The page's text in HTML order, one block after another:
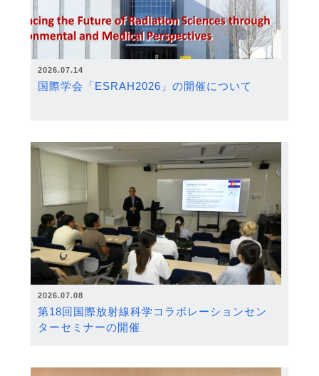
2026.07.14
国際学会「ESRAH2026」の開催について
2026.07.08
第18回国際放射線科学コラボレーションセン
ターセミナーの開催